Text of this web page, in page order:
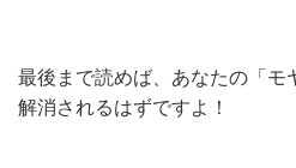
最後まで読めば、あなたの「モ
解消されるはずですよ！